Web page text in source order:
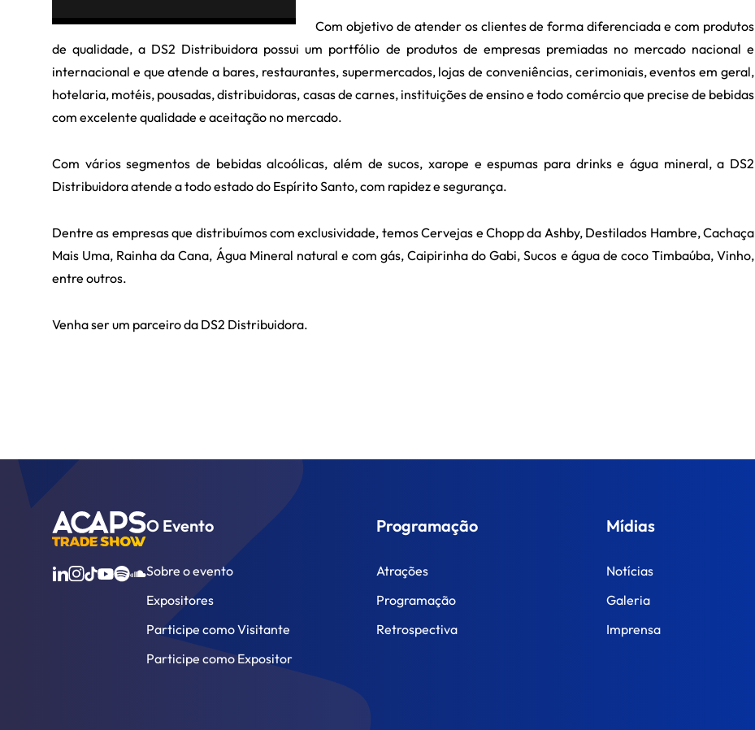
Com objetivo de atender os clientes de forma diferenciada e com produtos
de qualidade, a DS2 Distribuidora possui um portfólio de produtos de empresas premiadas no mercado nacional e
internacional e que atende a bares, restaurantes, supermercados, lojas de conveniências, cerimoniais, eventos em geral,
hotelaria, motéis, pousadas, distribuidoras, casas de carnes, instituições de ensino e todo comércio que precise de bebidas
com excelente qualidade e aceitação no mercado.
Com vários segmentos de bebidas alcoólicas, além de sucos, xarope e espumas para drinks e água mineral, a DS2
Distribuidora atende a todo estado do Espírito Santo, com rapidez e segurança.
Dentre as empresas que distribuímos com exclusividade, temos Cervejas e Chopp da Ashby, Destilados Hambre, Cachaça
Mais Uma, Rainha da Cana, Água Mineral natural e com gás, Caipirinha do Gabi, Sucos e água de coco Timbaúba, Vinho,
entre outros.
Venha ser um parceiro da DS2 Distribuidora.
O Evento
Sobre o evento
Expositores
Participe como Visitante
Participe como Expositor
Programação
Atrações
Programação
Retrospectiva
Mídias
Notícias
Galeria
Imprensa